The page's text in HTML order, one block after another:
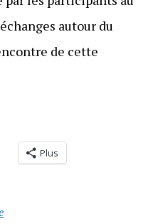
autour du
de cette
Plus